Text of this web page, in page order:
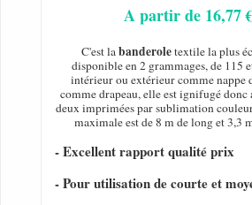
A partir de 16,77
C'est labanderoletextile la plus
disponible en 2 grammages, de 115
intérieur ou extérieur comme nappe
comme drapeau, elle est ignifugé
deux imprimées par sublimation
maximale est de 8 m de long et 3,3
- Excellent rapport qualité prix
- Pour utilisation de courte et